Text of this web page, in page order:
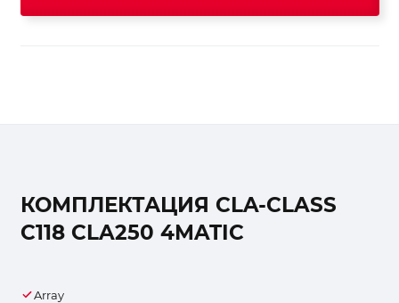
КОМПЛЕКТАЦИЯ CLA-CLASS
C118 CLA250 4MATIC
Array